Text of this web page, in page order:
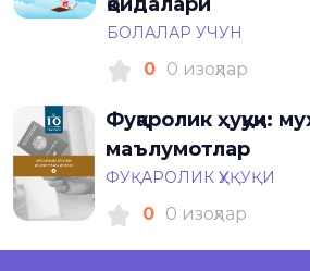
БОЛАЛАР УЧУН
0 0 изоҳлар
Фуқаролик ҳуқуқи:
маълумотлар
ФУҚАРОЛИК ҲУҚУҚИ
0 0 изоҳлар